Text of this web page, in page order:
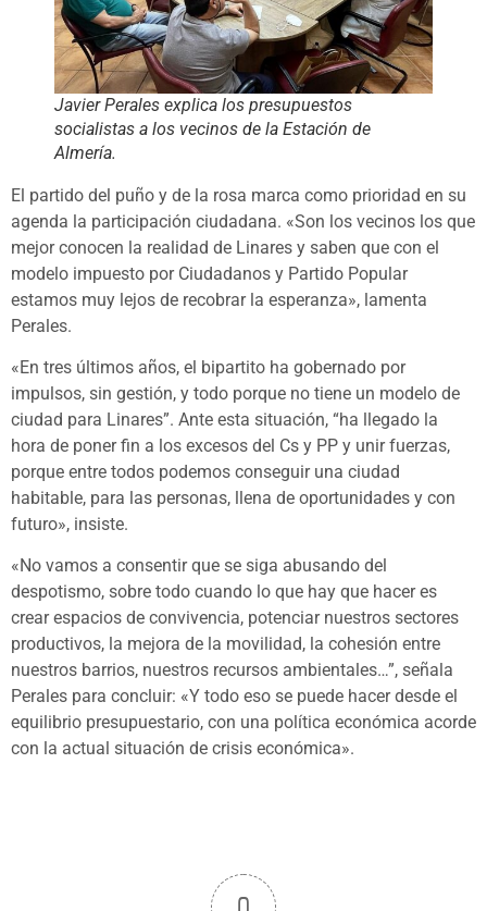
Javier Perales explica los presupuestos
socialistas a los vecinos de la Estación de
Almería.
El partido del puño y de la rosa marca como prioridad en su
agenda la participación ciudadana. «Son los vecinos los que
mejor conocen la realidad de Linares y saben que con el
modelo impuesto por Ciudadanos y Partido Popular
estamos muy lejos de recobrar la esperanza», lamenta
Perales.
«En tres últimos años, el bipartito ha gobernado por
impulsos, sin gestión, y todo porque no tiene un modelo de
ciudad para Linares”. Ante esta situación, “ha llegado la
hora de poner fin a los excesos del Cs y PP y unir fuerzas,
porque entre todos podemos conseguir una ciudad
habitable, para las personas, llena de oportunidades y con
futuro», insiste.
«No vamos a consentir que se siga abusando del
despotismo, sobre todo cuando lo que hay que hacer es
crear espacios de convivencia, potenciar nuestros sectores
productivos, la mejora de la movilidad, la cohesión entre
nuestros barrios, nuestros recursos ambientales…”, señala
Perales para concluir: «Y todo eso se puede hacer desde el
equilibrio presupuestario, con una política económica acorde
con la actual situación de crisis económica».